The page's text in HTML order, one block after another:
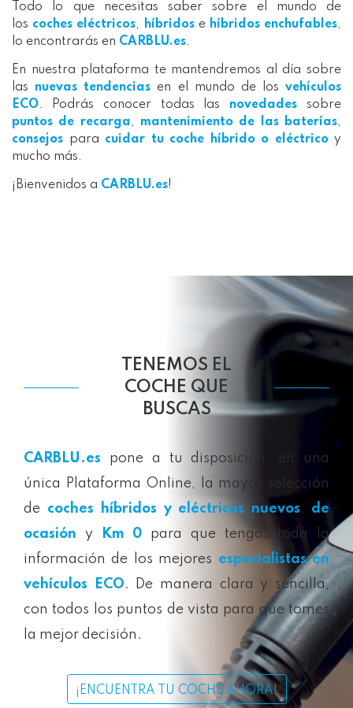
Todo lo que necesitas saber sobre el mundo de
los coches eléctricos, híbridose híbridos enchufables,
lo encontrarás en CARBLU.es.
En nuestra plataforma te mantendremos al día sobre
las nuevas tendencias en el mundo de los vehículos
ECO. Podrás conocer todas las novedades sobre
puntos de recarga, mantenimiento de las baterías,
consejos para cuidar tu coche híbrido o eléctricoy
mucho más.
¡Bienvenidos a CARBLU.es!
TENEMOS EL
COCHE QUE
BUSCAS
CARBLU.es pone a tu disposición, en una
única Plataforma Online, la mayor selección
de coches híbridos y eléctricos nuevos, de
ocasión y Km 0 para que tengas toda la
información de los mejores especialistas en
vehículos ECO. De manera clara y sencilla,
con todos los puntos de vista para que tomes
la mejor decisión.
¡ENCUENTRA TU COCHE AHORA!